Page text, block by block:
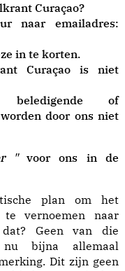
Curaçao?
naar emailadres:
in te korten.
Curaçao is niet
beledigende of
door ons niet
" voor ons in de
plan om het
vernoemen naar
Geen van die
nu bijna allemaal
Dit zijn geen